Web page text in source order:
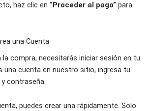
haz clic en “Proceder al pago” para
una Cuenta
compra, necesitarás iniciar sesión en tu
una cuenta en nuestro sitio, ingresa tu
contraseña.
puedes crear una rápidamente. Solo